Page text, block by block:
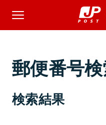
郵便番号
検索結果